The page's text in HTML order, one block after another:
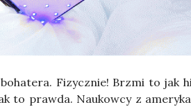
Fizycz­nie! Brzmi to jak
to praw­da. Naukow­cy z